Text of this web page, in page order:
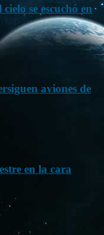
se escuchó en
aviones de
en la cara